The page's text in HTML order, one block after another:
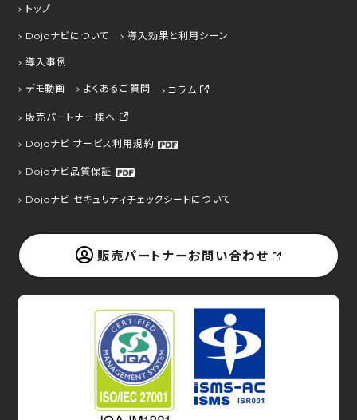
得ることが困難であるとき
c）公衆衛生の向上又は児童の健全な育成のために特
に必要がある場合で、貴殿の同意を得ることが困難で
d）国の機関若しくは地方公共団体からの委託を当社
が受け法令の定める事務を遂行することに対して協
よって当該事務の遂行に支障を及ぼすおそれがあると
き
当社は、利用目的の達成に必要な範囲内で個人情報
この場合当社は、適切に委託先を選定・評価し、委託
先との間で契約を締結する等の保護措置を講じた上、
適切に委託先を監督いたします。
5.個人情報に関する貴殿の権利
貴殿には、当社に提出された個人情報について利用目
トップ
Dojoナビについて 導入効果と利用シーン
導入事例
デモ動画 よくあるご質問 コラム
販売パートナー様へ
Dojoナビ サービス利用規約
Dojoナビ品質保証
Dojoナビ セキュリティチェックシートについて
販売パートナーお問い合わせ